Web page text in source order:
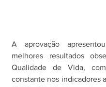
A aprovação
melhores resultados
Qualidade de Vida,
constante nos indicadores